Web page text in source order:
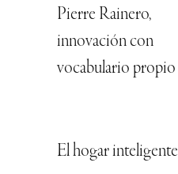
Pierre Rainero,
innovación con
vocabulario propio
El hogar inteligente